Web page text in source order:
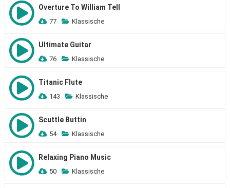
Overture To William Tell
77 Klassische
Ultimate Guitar
76 Klassische
Titanic Flute
143 Klassische
Scuttle Buttin
54 Klassische
Relaxing Piano Music
50 Klassische